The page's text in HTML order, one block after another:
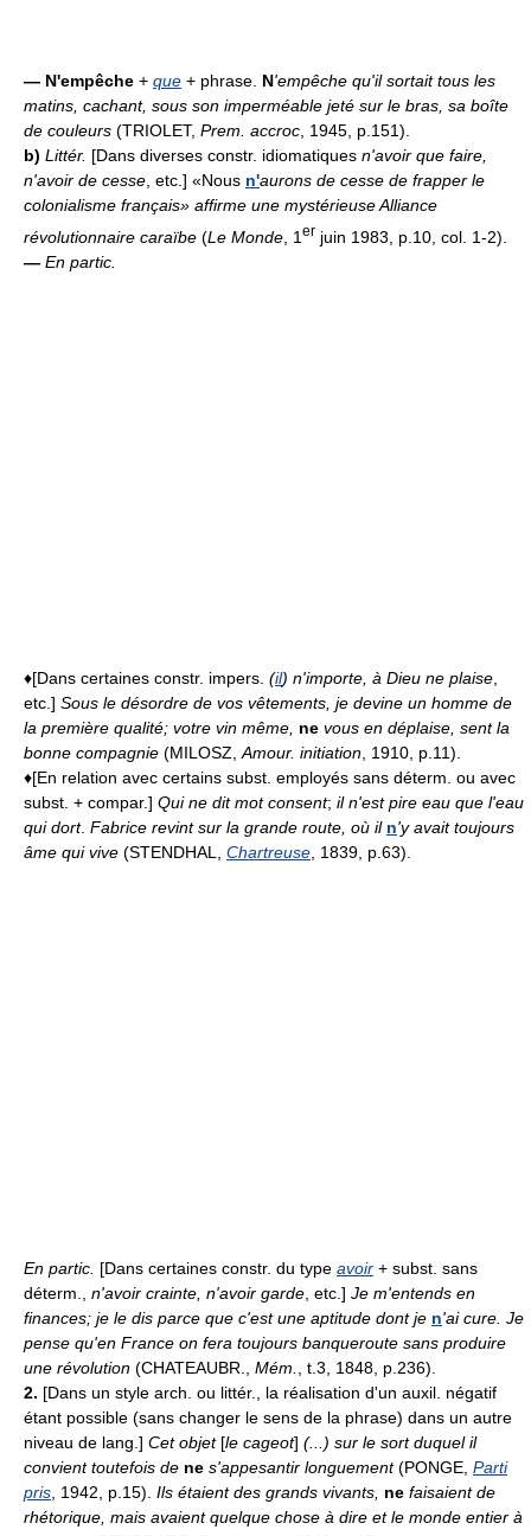
— N'empêche + que + phrase. N'empêche qu'il sortait tous les
matins, cachant, sous son imperméable jeté sur le bras, sa boîte
de couleurs (TRIOLET, Prem. accroc , 1945, p.151).
b) Littér. [Dans diverses constr. idiomatiques n'avoir que faire,
n'avoir de cesse , etc.] «Nous n'aurons de cesse de frapper le
colonialisme français» affirme une mystérieuse Alliance
révolutionnaire caraïbe (Le Monde , 1 er juin 1983, p.10, col. 1-2).
— En partic.
♦[Dans certaines constr. impers. (il) n'importe, à Dieu ne plaise
etc.] Sous le désordre de vos vêtements, je devine un homme de
la première qualité; votre vin même, ne vous en déplaise, sent la
bonne compagnie (MILOSZ, Amour. initiation , 1910, p.11).
♦[En relation avec certains subst. employés sans déterm. ou avec
subst. + compar.] Qui ne dit mot consent; il n'est pire eau que l'eau
qui dort. Fabrice revint sur la grande route, où il n'y avait toujours
âme qui vive (STENDHAL, Chartreuse , 1839, p.63).
En partic. [Dans certaines constr. du type avoir + subst. sans
déterm., n'avoir crainte, n'avoir garde , etc.] Je m'entends en
finances; je le dis parce que c'est une aptitude dont je n'ai cure. Je
pense qu'en France on fera toujours banqueroute sans produire
une révolution (CHATEAUBR., Mém.
, t.3, 1848, p.236).
2. [Dans un style arch. ou littér., la réalisation d'un auxil. négatif
étant possible (sans changer le sens de la phrase) dans un autre
niveau de lang.] Cet objet[le cageot] (...) sur le sort duquel il
convient toutefois de ne s'appesantir longuement(PONGE, Parti
pris , 1942, p.15). Ils étaient des grands vivants, ne faisaient de
rhétorique, mais avaient quelque chose à dire et le monde entier à